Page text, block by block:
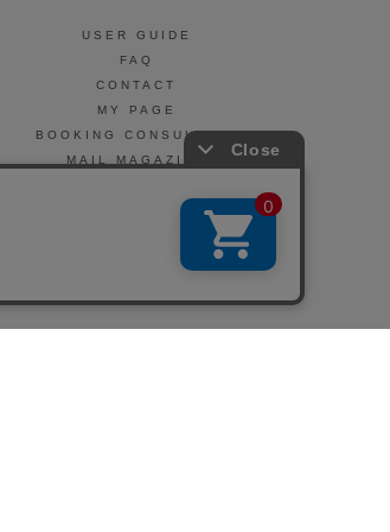
USER GUIDE
FAQ
CONTACT
MY PAGE
BOOKING CONSULTING
MAIL MAGAZINE